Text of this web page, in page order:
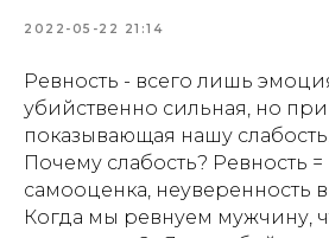
2022-05-22 21:14
Ревность - всего лишь
убийственно сильная, но при
показывающая нашу слабость.
Почему слабость? Ревность =
самооценка, неуверенность
Когда мы ревнуем мужчину,